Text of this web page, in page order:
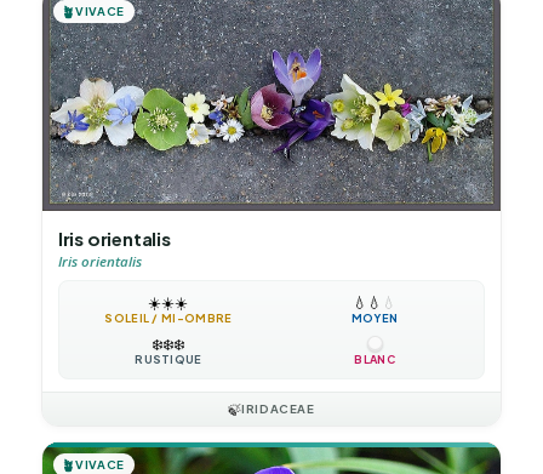
🪴VIVACE
Iris orientalis
Iris orientalis
☀️☀️☀️
SOLEIL / MI-OMBRE
💧 💧 💧
MOYEN
❄️❄️❄️
RUSTIQUE BLANC
🍃IRIDACEAE
🪴VIVACE